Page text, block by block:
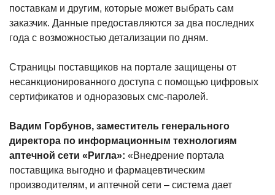
поставкам и другим, которые может выбрать сам
заказчик. Данные предоставляются за два последних
года с возможностью детализации по дням.
Страницы поставщиков на портале защищены от
несанкционированного доступа с помощью цифровых
сертификатов и одноразовых смс-паролей.
Вадим Горбунов, заместитель генерального
директора по информационным технологиям
аптечной сети «Ригла»: «Внедрение портала
поставщика выгодно и фармацевтическим
производителям, и аптечной сети – система дает